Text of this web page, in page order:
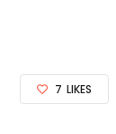
7 LIKES